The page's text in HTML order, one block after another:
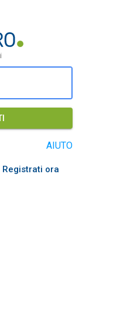
AIUTO
Registrati ora